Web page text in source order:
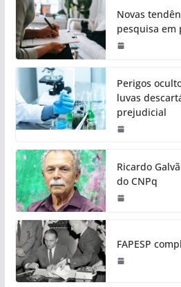
Novas
pesquisa em
Perigos
luvas
prejudicial
Ricardo
do CNPq
FAPESP